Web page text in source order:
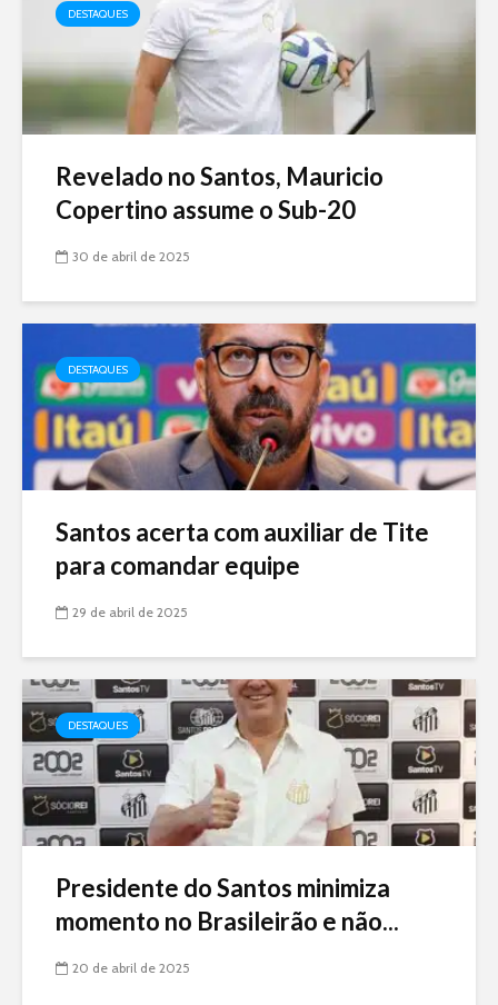
DESTAQUES
Revelado no Santos, Mauricio
Copertino assume o Sub-20
30 de abril de 2025
DESTAQUES
Santos acerta com auxiliar de Tite
para comandar equipe
29 de abril de 2025
DESTAQUES
Presidente do Santos minimiza
momento no Brasileirão e não...
20 de abril de 2025